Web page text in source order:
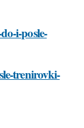
i-posle-
trenirovki-